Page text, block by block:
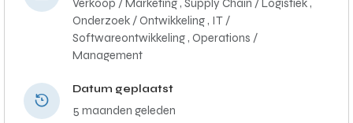
Verkoop / Marketing , Supply Chain / Logistiek ,
Onderzoek / Ontwikkeling , IT /
Softwareontwikkeling , Operations /
Management
Datum geplaatst
5 maanden geleden